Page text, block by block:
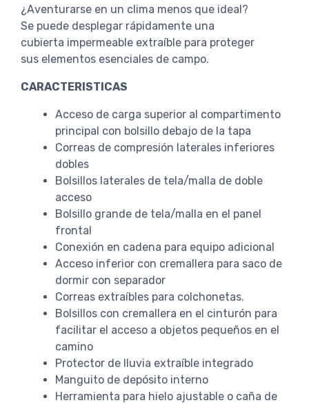
¿Aventurarse en un clima menos que ideal?
Se puede desplegar rápidamente una
cubierta impermeable extraíble para proteger
sus elementos esenciales de campo.
CARACTERISTICAS
Acceso de carga superior al compartimento
principal con bolsillo debajo de la tapa
Correas de compresión laterales inferiores
dobles
Bolsillos laterales de tela/malla de doble
acceso
Bolsillo grande de tela/malla en el panel
frontal
Conexión en cadena para equipo adicional
Acceso inferior con cremallera para saco de
dormir con separador
Correas extraíbles para colchonetas.
Bolsillos con cremallera en el cinturón para
facilitar el acceso a objetos pequeños en el
camino
Protector de lluvia extraíble integrado
Manguito de depósito interno
Herramienta para hielo ajustable o caña de